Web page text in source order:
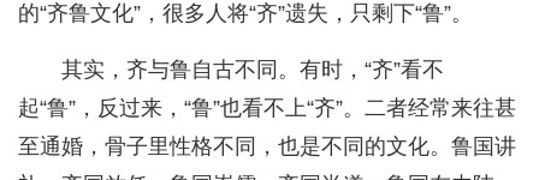
的“齐鲁文化”，很多人将“齐”遗失，只剩下“鲁”。
其实，齐与鲁自古不同。有时，“齐”看不
起“鲁”，反过来，“鲁”也看不上“齐”。二者经常来往甚
至通婚，骨子里性格不同，也是不同的文化。鲁国讲